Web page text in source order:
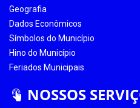
Geografia
Dados Econômicos
Símbolos do Município
Hino do Município
Feriados Municipais
NOSSOS